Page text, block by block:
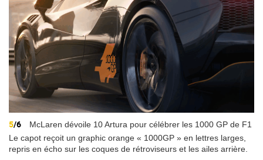
5/6
McLaren dévoile 10 Artura pour célébrer les 1000 GP de F1
Le capot reçoit un graphic orange « 1000GP » en lettres larges,
repris en écho sur les coques de rétroviseurs et les ailes arrière.